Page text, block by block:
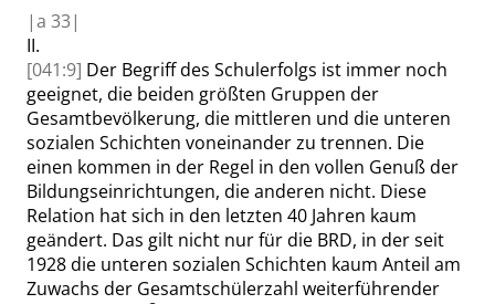
|a 33|
II.
[041:9] Der Begriff des Schulerfolgs ist immer noch
geeignet, die beiden größten Gruppen der
Gesamtbevölkerung, die mittleren und die unteren
sozialen Schichten voneinander zu trennen. Die
einen kommen in der Regel in den vollen Genuß der
Bildungseinrichtungen, die anderen nicht. Diese
Relation hat sich in den letzten 40 Jahren kaum
geändert. Das gilt nicht nur für die BRD, in der seit
1928 die unteren sozialen Schichten kaum Anteil am
Zuwachs der Gesamtschülerzahl weiterführender